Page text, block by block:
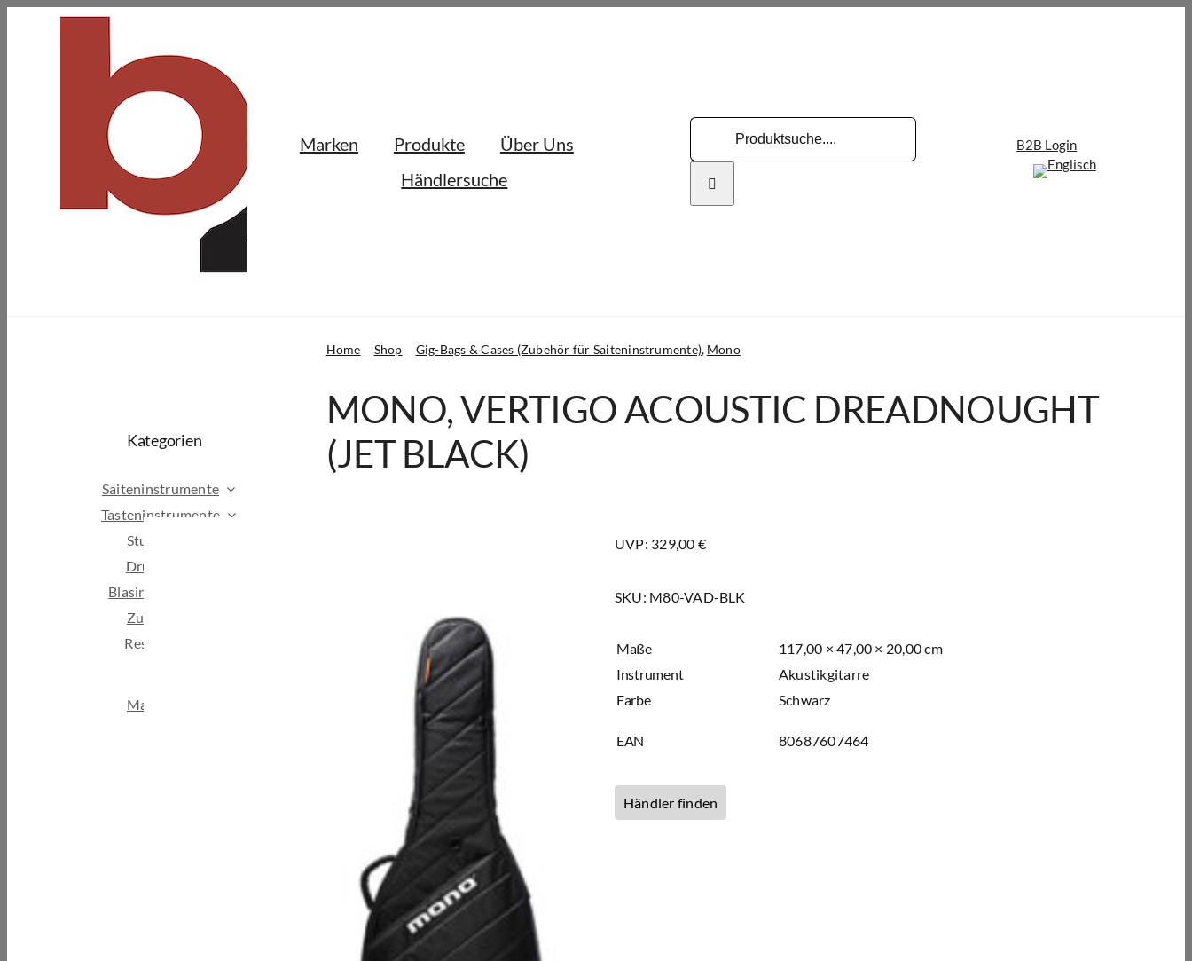
Marken Produkte
Über Uns
Händlersuche
B2B Login
Home Shop Gig-Bags & Cases (Zubehör für Saiteninstrumente) Mono
Kategorien
Saiteninstrumente
Tasteninstrumente
Studio & Broadcast
Drums & Percussion
Blasinstrumente
Zubehör
Restposten & B-Ware
Marken
MONO, VERTIGO ACOUSTIC DREADNOUGHT
(JET BLACK)
UVP: 329,00 €
SKU: M80-VAD-BLK
Maße
117,00 × 47,00 × 20,00 cm
Instrument
Akustikgitarre
Farbe
Schwarz
EAN 80687607464
Händler finden